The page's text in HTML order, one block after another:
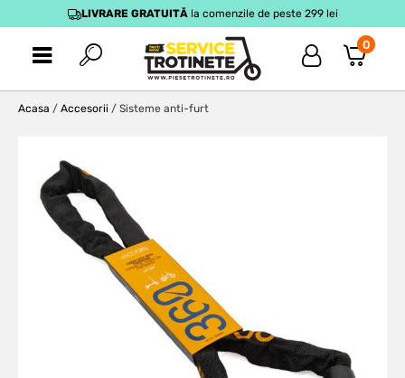
LIVRARE GRATUITĂla comenzile de peste 299 lei
0
Acasa / Accesorii / Sisteme anti-furt